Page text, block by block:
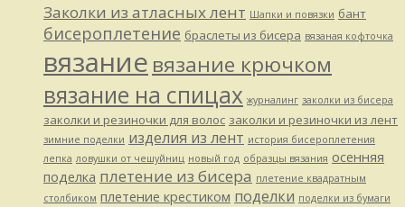
Заколки из атласных лент Шапки и повязки бант
бисероплетение браслеты из бисера вязаная кофточка
вязание вязание крючком
вязание на спицах журналинг заколки из бисера
заколки и резиночки для волос заколки и резиночки из лент
зимние поделки изделия из лент история бисероплетения
лепка ловушки от чешуйниц новый год образцы вязания осенняя
поделка плетение из бисера плетение квадратным
столбиком плетение крестиком поделки поделки из бумаги